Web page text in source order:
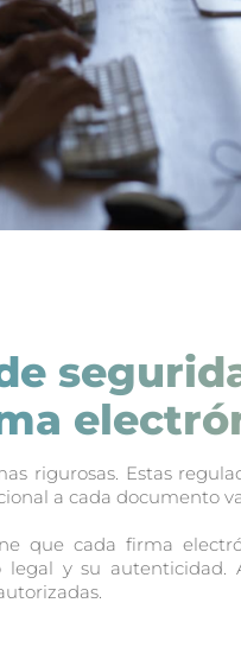
rigurosas. Estas
a cada documento
que cada firma
y su autenticidad.